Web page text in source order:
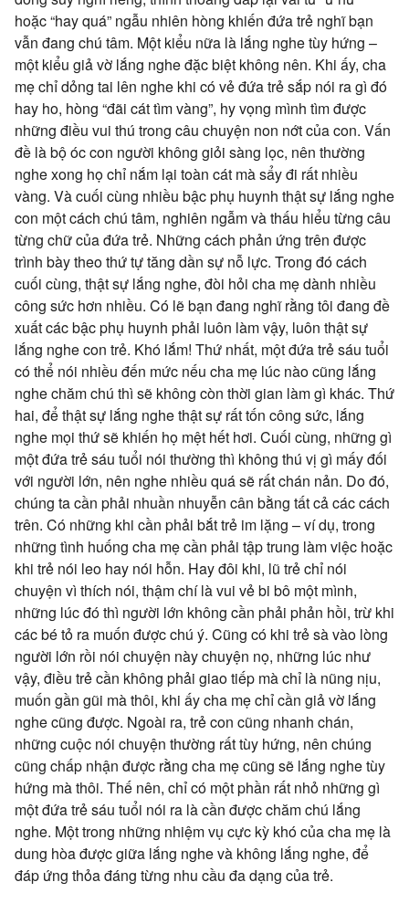
hoặc “hay quá” ngẫu nhiên hòng khiến đứa trẻ nghĩ bạn
vẫn đang chú tâm. Một kiểu nữa là lắng nghe tùy hứng –
một kiểu giả vờ lắng nghe đặc biệt không nên. Khi ấy, cha
mẹ chỉ dỏng tai lên nghe khi có vẻ đứa trẻ sắp nói ra gì đó
hay ho, hòng “đãi cát tìm vàng”, hy vọng mình tìm được
những điều vui thú trong câu chuyện non nớt của con. Vấn
đề là bộ óc con người không giỏi sàng lọc, nên thường
nghe xong họ chỉ nắm lại toàn cát mà sẩy đi rất nhiều
vàng. Và cuối cùng nhiều bậc phụ huynh thật sự lắng nghe
con một cách chú tâm, nghiên ngẫm và thấu hiểu từng câu
từng chữ của đứa trẻ. Những cách phản ứng trên được
trình bày theo thứ tự tăng dần sự nỗ lực. Trong đó cách
cuối cùng, thật sự lắng nghe, đòi hỏi cha mẹ dành nhiều
công sức hơn nhiều. Có lẽ bạn đang nghĩ rằng tôi đang đề
xuất các bậc phụ huynh phải luôn làm vậy, luôn thật sự
lắng nghe con trẻ. Khó lắm! Thứ nhất, một đứa trẻ sáu tuổi
có thể nói nhiều đến mức nếu cha mẹ lúc nào cũng lắng
nghe chăm chú thì sẽ không còn thời gian làm gì khác. Thứ
hai, để thật sự lắng nghe thật sự rất tốn công sức, lắng
nghe mọi thứ sẽ khiến họ mệt hết hơi. Cuối cùng, những gì
một đứa trẻ sáu tuổi nói thường thì không thú vị gì mấy đối
với người lớn, nên nghe nhiều quá sẽ rất chán nản. Do đó,
chúng ta cần phải nhuần nhuyễn cân bằng tất cả các cách
trên. Có những khi cần phải bắt trẻ im lặng – ví dụ, trong
những tình huống cha mẹ cần phải tập trung làm việc hoặc
khi trẻ nói leo hay nói hỗn. Hay đôi khi, lũ trẻ chỉ nói
chuyện vì thích nói, thậm chí là vui vẻ bi bô một mình,
những lúc đó thì người lớn không cần phải phản hồi, trừ khi
các bé tỏ ra muốn được chú ý. Cũng có khi trẻ sà vào lòng
người lớn rồi nói chuyện này chuyện nọ, những lúc như
vậy, điều trẻ cần không phải giao tiếp mà chỉ là nũng nịu,
muốn gần gũi mà thôi, khi ấy cha mẹ chỉ cần giả vờ lắng
nghe cũng được. Ngoài ra, trẻ con cũng nhanh chán,
những cuộc nói chuyện thường rất tùy hứng, nên chúng
cũng chấp nhận được rằng cha mẹ cũng sẽ lắng nghe tùy
hứng mà thôi. Thế nên, chỉ có một phần rất nhỏ những gì
một đứa trẻ sáu tuổi nói ra là cần được chăm chú lắng
nghe. Một trong những nhiệm vụ cực kỳ khó của cha mẹ là
dung hòa được giữa lắng nghe và không lắng nghe, để
đáp ứng thỏa đáng từng nhu cầu đa dạng của trẻ.